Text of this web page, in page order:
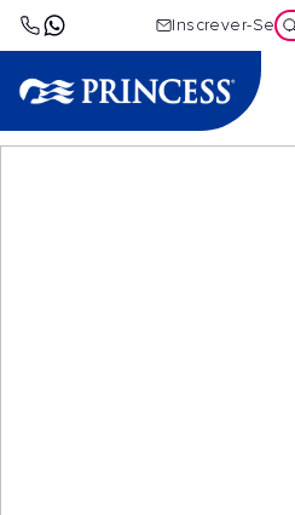
Inscrever-Se